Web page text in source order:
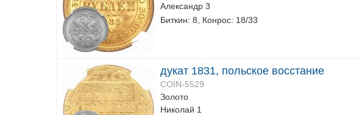
Александр 3
Биткин: 8, Конрос: 18/33
дукат 1831, польское восстание
COIN-5529
Золото
Николай 1